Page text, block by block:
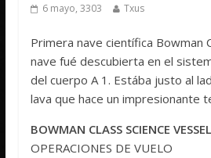
6 mayo, 3303 Txus
Primera nave científica Bowman
nave fué descubierta en el
del cuerpo A 1. Estába justo al
lava que hace un impresionante
BOWMAN CLASS SCIENCE
OPERACIONES DE VUELO